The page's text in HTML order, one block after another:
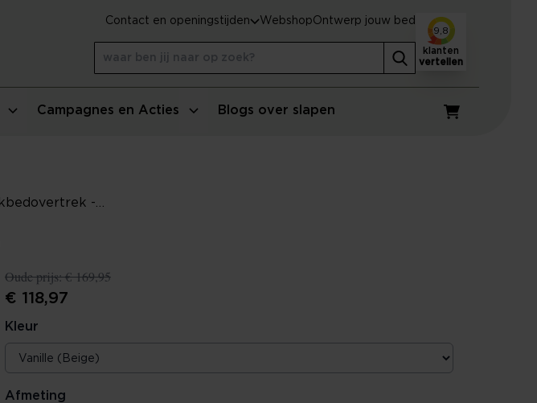
Campagnes en Acties Blogs over slapen
Winkelwagen
Contact en openingstijden WebshopOntwerp jouw bed
9,8
klanten
vertellen
Oude prijs:€ 169,95
€ 118,97
Kleur
Afmeting